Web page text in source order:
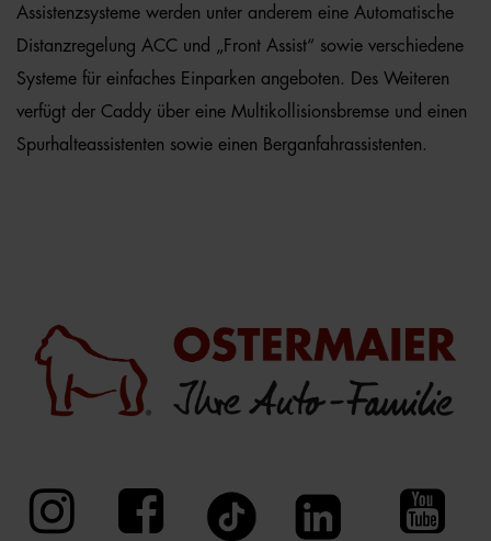
Assistenzsysteme werden unter anderem eine Automatische
Distanzregelung ACC und „Front Assist“ sowie verschiedene
Systeme für einfaches Einparken angeboten. Des Weiteren
verfügt der Caddy über eine Multikollisionsbremse und einen
Spurhalteassistenten sowie einen Berganfahrassistenten.